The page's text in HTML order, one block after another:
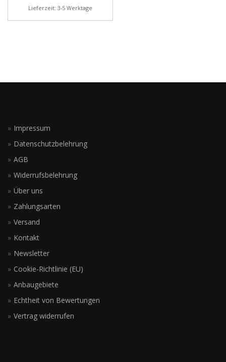
Lieferzeit: 3-5 Werktage
Impressum
Datenschutzbelehrung
AGB
Widerrufsbelehrung
Über uns
Zahlungsarten
Versand
Kontakt
Newsletter
Cookie-Richtlinie (EU)
Anbaugebiete
Echtheit von Bewertungen
Vertrag widerrufen